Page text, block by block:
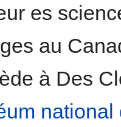
es
au
à Des